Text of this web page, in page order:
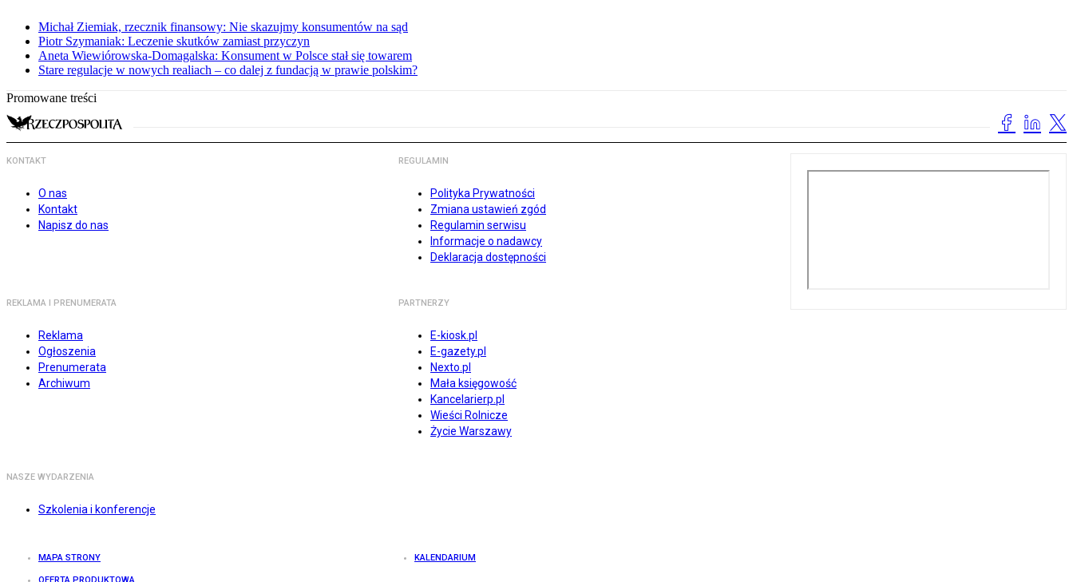
Michał Ziemiak, rzecznik finansowy: Nie skazujmy konsumentów na sąd
Piotr Szymaniak: Leczenie skutków zamiast przyczyn
Aneta Wiewiórowska-Domagalska: Konsument w Polsce stał się towarem
Stare regulacje w nowych realiach – co dalej z fundacją w prawie polskim?
Promowane treści
KONTAKT
O nas
Kontakt
Napisz do nas
REGULAMIN
Polityka Prywatności
Zmiana ustawień zgód
Regulamin serwisu
Informacje o nadawcy
Deklaracja dostępności
REKLAMA I PRENUMERATA
Reklama
Ogłoszenia
Prenumerata
Archiwum
PARTNERZY
E-kiosk.pl
E-gazety.pl
Nexto.pl
Mała księgowość
Kancelarierp.pl
Wieści Rolnicze
Życie Warszawy
NASZE WYDARZENIA
Szkolenia i konferencje
MAPA STRONY KALENDARIUM